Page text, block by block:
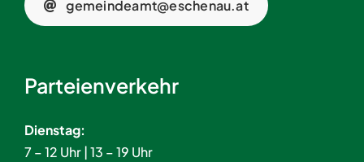
gemeindeamt@eschenau.at
Parteienverkehr
Dienstag:
7 – 12 Uhr | 13 – 19 Uhr